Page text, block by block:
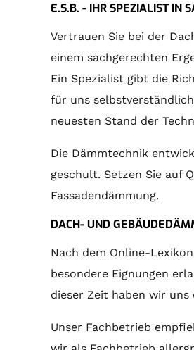
E.S.B. - IHR SPEZIALIST IN
Vertrauen Sie bei der
einem sachgerechten
Ein Spezialist gibt die
für uns
neuesten Stand der
Die Dämmtechnik
geschult. Setzen Sie auf
Fassadendämmung.
DACH- UND
Nach dem Online-
besondere Eignungen
dieser Zeit haben wir
Unser Fachbetrieb